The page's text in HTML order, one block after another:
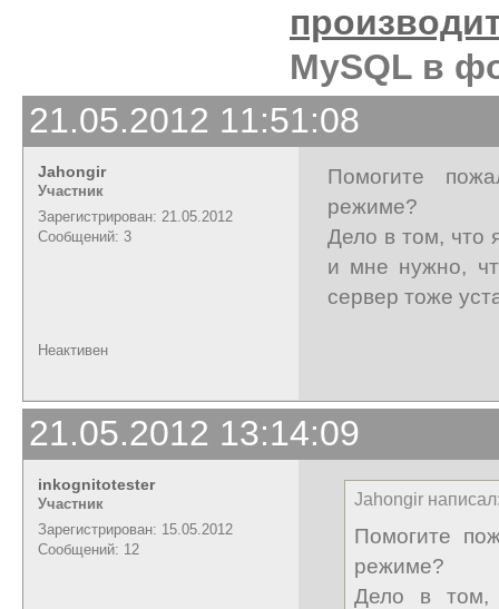
MySQL в
21.05.2012 11:51:08
Jahongir
Участник
Зарегистрирован: 21.05.2012
Сообщений: 3
Помогите
режиме?
Дело в том, что
и мне нужно,
сервер тоже
Неактивен
21.05.2012 13:14:09
inkognitotester
Участник
Зарегистрирован: 15.05.2012
Сообщений: 12
Jahongir
Помогите
режиме?
Дело в том,